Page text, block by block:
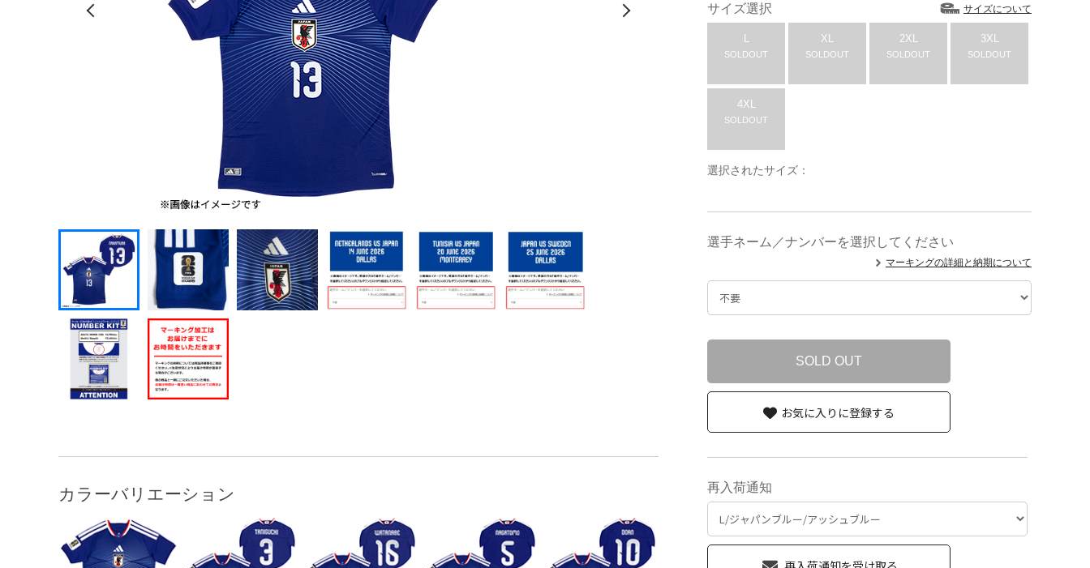
カラーバリエーション
サイズ選択 サイズについて
L
SOLDOUT
XL
SOLDOUT
2XL
SOLDOUT
3XL
SOLDOUT
4XL
SOLDOUT
選択されたサイズ：
選手ネーム／ナンバーを選択してください
マーキングの詳細と納期について
SOLD OUT
再入荷通知
お気に入りに登録する